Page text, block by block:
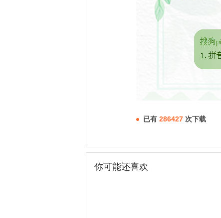
已有 286427 次下载
你可能还喜欢